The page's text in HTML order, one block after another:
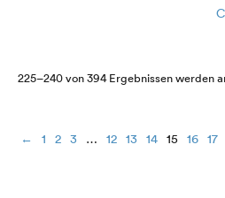
225–240 von 394 Ergebnissen werden
← 1 2 3 … 12 13 14 15 16 17